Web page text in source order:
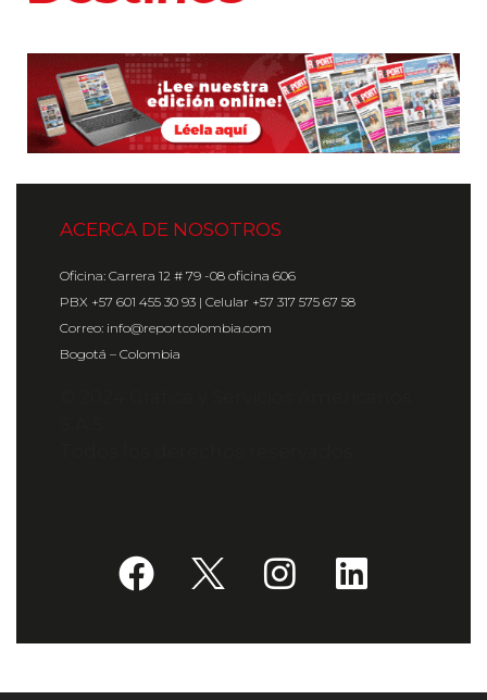
ACERCA DE NOSOTROS
Oficina: Carrera 12 # 79 -08 oficina 606
PBX +57 601 455 30 93 | Celular +57 317 575 67 58
Correo: info@reportcolombia.com
Bogotá – Colombia